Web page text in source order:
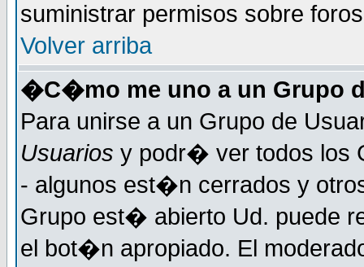
suministrar permisos sobre
Volver arriba
�C�mo me uno a un Grupo
Para unirse a un Grupo de
Usuarios y podr� ver todos los
- algunos est�n cerrados y
Grupo est� abierto Ud. puede
el bot�n apropiado. El